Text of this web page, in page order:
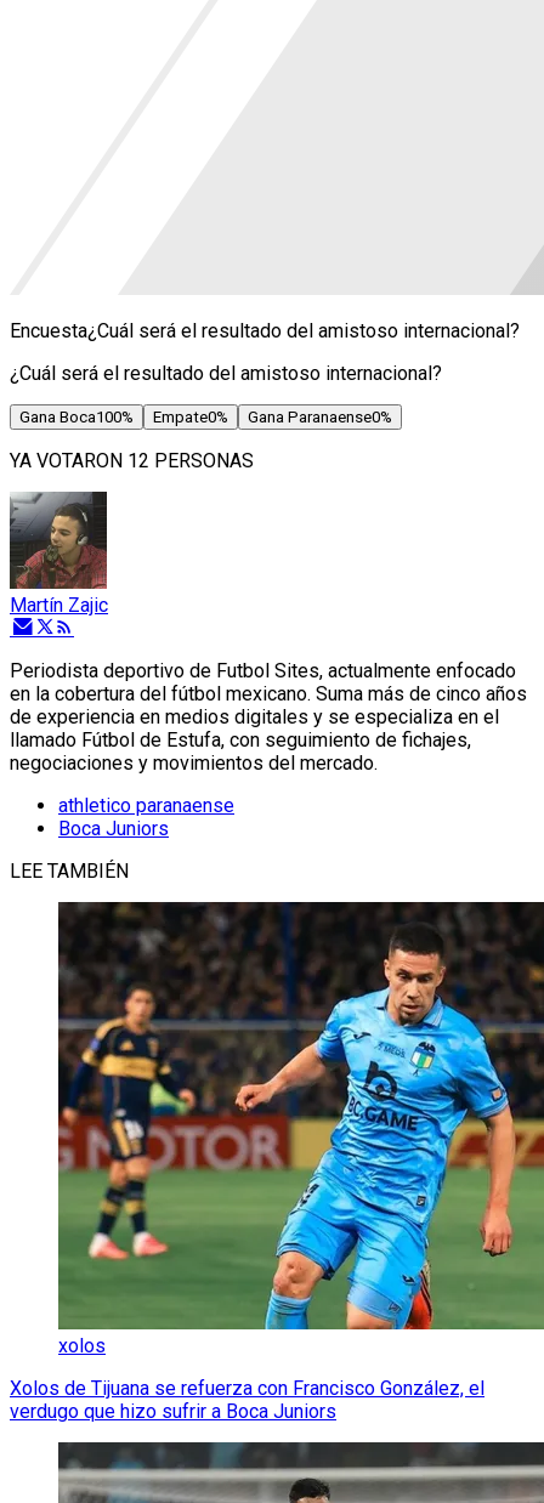
Encuesta¿Cuál será el resultado del amistoso internacional?
¿Cuál será el resultado del amistoso internacional?
Gana Boca100% Empate0% Gana Paranaense0%
YA VOTARON 12 PERSONAS
Martín Zajic
Periodista deportivo de Futbol Sites, actualmente enfocado
en la cobertura del fútbol mexicano. Suma más de cinco años
de experiencia en medios digitales y se especializa en el
llamado Fútbol de Estufa, con seguimiento de fichajes,
negociaciones y movimientos del mercado.
athletico paranaense
Boca Juniors
LEE TAMBIÉN
xolos
Xolos de Tijuana se refuerza con Francisco González, el
verdugo que hizo sufrir a Boca Juniors